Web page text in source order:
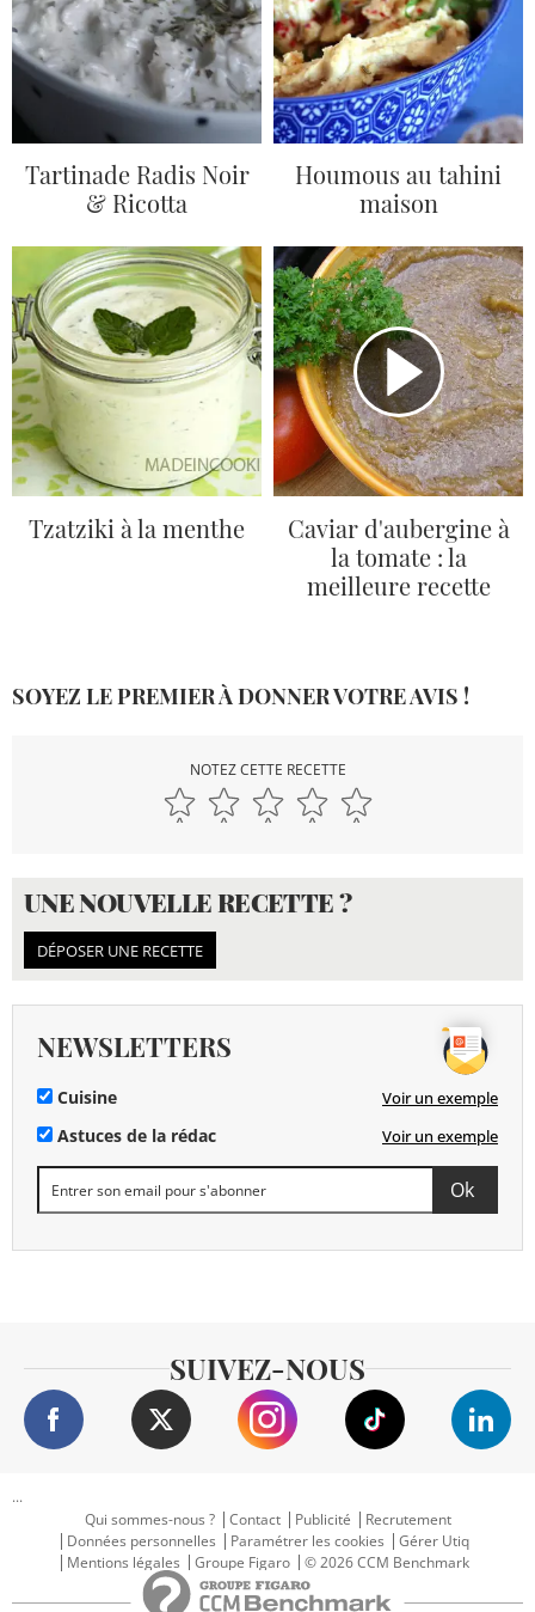
Tartinade Radis Noir
& Ricotta
Houmous au tahini
maison
Tzatziki à la menthe
Caviar d'aubergine à
la tomate : la
meilleure recette
SOYEZ LE PREMIER À DONNER VOTRE AVIS !
NOTEZ CETTE RECETTE
UNE NOUVELLE RECETTE ?
DÉPOSER UNE RECETTE
NEWSLETTERS
Cuisine Voir un exemple
Astuces de la rédac Voir un exemple
SUIVEZ-NOUS
...
Qui sommes-nous ?
Contact Publicité
Recrutement
Données personnelles
Paramétrer les cookies
Gérer Utiq
Mentions légales
Groupe Figaro © 2026 CCM Benchmark